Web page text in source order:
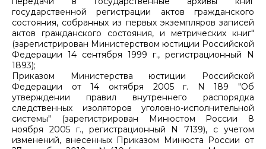
государственной регистрации актов гражданского
состояния, собранных из первых экземпляров записей
актов гражданского состояния, и метрических книг"
(зарегистрирован Министерством юстиции Российской
Федерации 14 сентября 1999 г., регистрационный N
1893);
Приказом Министерства юстиции Российской
Федерации от 14 октября 2005 г. N 189 "Об
утверждении правил внутреннего распорядка
следственных изоляторов уголовно-исполнительной
системы" (зарегистрирован Минюстом России 8
ноября 2005 г., регистрационный N 7139), с учетом
изменений, внесенных Приказом Минюста России от